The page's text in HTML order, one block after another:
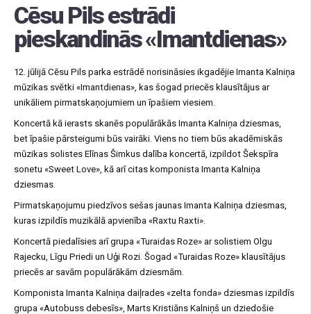
Cēsu Pils estrādi
pieskandinās «Imantdienas»
12. jūlijā Cēsu Pils parka estrādē norisināsies ikgadējie Imanta Kalniņa
mūzikas svētki «Imantdienas», kas šogad priecēs klausītājus ar
unikāliem pirmatskaņojumiem un īpašiem viesiem.
Koncertā kā ierasts skanēs populārākās Imanta Kalniņa dziesmas,
bet īpašie pārsteigumi būs vairāki. Viens no tiem būs akadēmiskās
mūzikas solistes Elīnas Šimkus dalība koncertā, izpildot Šekspīra
sonetu «Sweet Love», kā arī citas komponista Imanta Kalniņa
dziesmas.
Pirmatskaņojumu piedzīvos sešas jaunas Imanta Kalniņa dziesmas,
kuras izpildīs muzikālā apvienība «Raxtu Raxti».
Koncertā piedalīsies arī grupa «Turaidas Roze» ar solistiem Olgu
Rajecku, Līgu Priedi un Uģi Rozi. Šogad «Turaidas Roze» klausītājus
priecēs ar savām populārākām dziesmām.
Komponista Imanta Kalniņa daiļrades «zelta fonda» dziesmas izpildīs
grupa «Autobuss debesīs», Marts Kristiāns Kalniņš un dziedošie